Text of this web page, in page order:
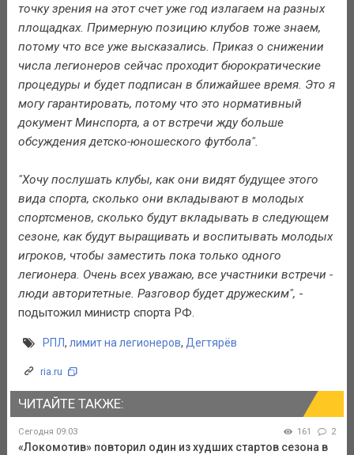
точку зрения на этот счет уже год излагаем на разных
площадках. Примерную позицию клубов тоже знаем,
потому что все уже высказались. Приказ о снижении
числа легионеров сейчас проходит бюрократические
процедуры и будет подписан в ближайшее время. Это я
могу гарантировать, потому что это нормативный
документ Минспорта, а от встречи жду больше
обсуждения детско-юношеского футбола".
"Хочу послушать клубы, как они видят будущее этого
вида спорта, сколько они вкладывают в молодых
спортсменов, сколько будут вкладывать в следующем
сезоне, как будут выращивать и воспитывать молодых
игроков, чтобы заместить пока только одного
легионера. Очень всех уважаю, все участники встречи -
люди авторитетные. Разговор будет дружеским", -
подытожил министр спорта РФ.
РПЛ, лимит на легионеров, Дегтярёв
ria.ru
ЧИТАЙТЕ ТАКЖЕ:
Сегодня 09:03 161 2
«Локомотив» повторил один из худших стартов сезона в